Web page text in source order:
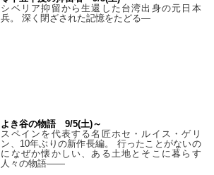
シベリア抑留から生還した台湾出身の元日本
兵。 深く閉ざされた記憶をたどる—
よき谷の物語 9/5(土)～
スペインを代表する名匠ホセ・ルイス・ゲリ
ン、10年ぶりの新作長編。 行ったことがないの
になぜか懐かしい、ある土地とそこに暮らす
人々の物語――